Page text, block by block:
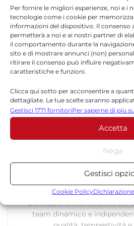
Per fornire le migliori esperienze, noi e i
tecnologie come i cookie per
informazioni del dispositivo. Il consenso
permetterà a noi e ai nostri partner di
il comportamento durante la
sito e di mostrare annunci (non)
ritirare il consenso può influire
caratteristiche e funzioni.
Clicca qui sotto per acconsentire a
dettagliate. Le tue scelte saranno
sito. È possibile modificare le
compreso il ritiro del consenso,
Policy o cliccando sul pulsante di
inferiore dello schermo.
Statistiche
Archiviare informazioni su dispositivo
prestazioni degli annunci, Misurare le
combinazione di dati provenienti da
Gestisci 1771 fornitoriPer saperne di più
Accetta
Nega
Gestisci
Cookie Policy
TORNA IN
Redazione
La redazione di
dell’informazione che ogni
offrire notizie,
accurati dedicati alla Sicilia,
politica, alla cronaca, alla
team dinamico e